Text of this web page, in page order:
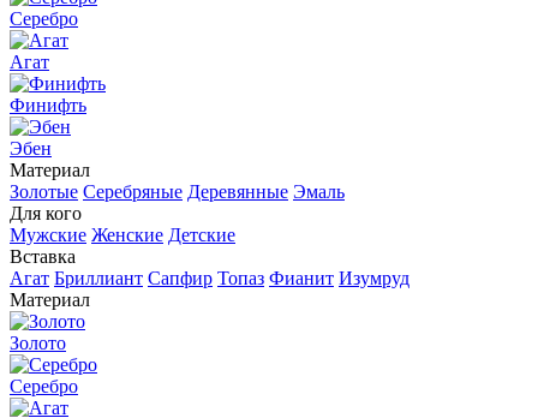
Серебро
Агат
Финифть
Эбен
Материал
Золотые Серебряные Деревянные Эмаль
Для кого
Мужские Женские Детские
Вставка
Агат Бриллиант Сапфир Топаз Фианит Изумруд
Материал
Золото
Серебро